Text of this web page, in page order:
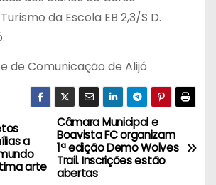
da Escola EB 2,3/S D.
de Comunicação de Alijó
Câmara Municipal e
Boavista FC organizam
1ª edição Demo Wolves
Trail. Inscrições estão
abertas
a
arte